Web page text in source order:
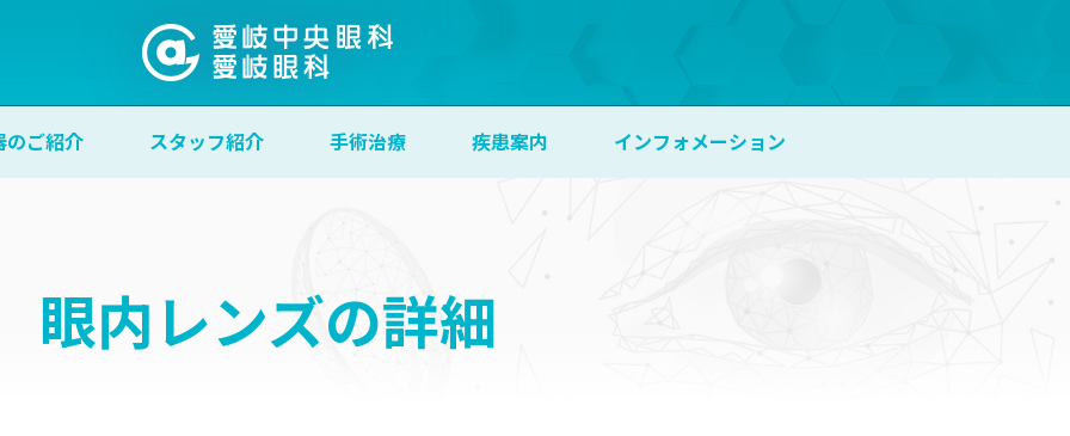
のご紹介 スタッフ紹介 手術治療 疾患案内 インフォメーション
眼内レンズの詳細